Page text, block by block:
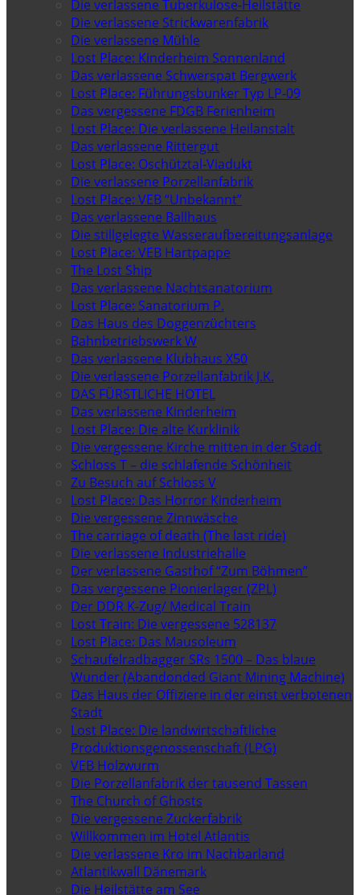
Die verlassene Tuberkulose-Heilstätte
Die verlassene Strickwarenfabrik
Die verlassene Mühle
Lost Place: Kinderheim Sonnenland
Das verlassene Schwerspat Bergwerk
Lost Place: Führungsbunker Typ LP-09
Das vergessene FDGB Ferienheim
Lost Place: Die verlassene Heilanstalt
Das verlassene Rittergut
Lost Place: Oschütztal-Viadukt
Die verlassene Porzellanfabrik
Lost Place: VEB “Unbekannt”
Das verlassene Ballhaus
Die stillgelegte Wasseraufbereitungsanlage
Lost Place: VEB Hartpappe
The Lost Ship
Das verlassene Nachtsanatorium
Lost Place: Sanatorium P.
Das Haus des Doggenzüchters
Bahnbetriebswerk W
Das verlassene Klubhaus X50
Die verlassene Porzellanfabrik J.K.
DAS FÜRSTLICHE HOTEL
Das verlassene Kinderheim
Lost Place: Die alte Kurklinik
Die vergessene Kirche mitten in der Stadt
Schloss T – die schlafende Schönheit
Zu Besuch auf Schloss V
Lost Place: Das Horror Kinderheim
Die vergessene Zinnwäsche
The carriage of death (The last ride)
Die verlassene Industriehalle
Der verlassene Gasthof “Zum Böhmen”
Das vergessene Pionierlager (ZPL)
Der DDR K-Zug/ Medical Train
Lost Train: Die vergessene 528137
Lost Place: Das Mausoleum
Schaufelradbagger SRs 1500 – Das blaue
Wunder (Abandonded Giant Mining Machine)
Das Haus der Offiziere in der einst verbotenen
Stadt
Lost Place: Die landwirtschaftliche
Produktionsgenossenschaft (LPG)
VEB Holzwurm
Die Porzellanfabrik der tausend Tassen
The Church of Ghosts
Die vergessene Zuckerfabrik
Willkommen im Hotel Atlantis
Die verlassene Kro im Nachbarland
Atlantikwall Dänemark
Die Heilstätte am See